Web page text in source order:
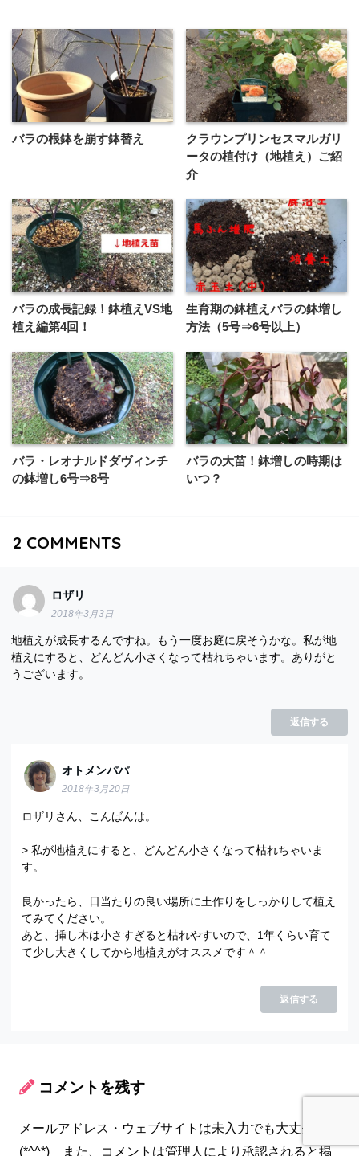
バラの根鉢を崩す鉢替え
クラウンプリンセスマルガリ
ータの植付け（地植え）ご紹
介
バラの成長記録！鉢植えVS地
植え編第4回！
生育期の鉢植えバラの鉢増し
方法（5号⇒6号以上）
バラ・レオナルドダヴィンチ
の鉢増し6号⇒8号
バラの大苗！鉢増しの時期は
いつ？
2 COMMENTS
ロザリ
2018年3月3日
地植えが成長するんですね。もう一度お庭に戻そうかな。私が地
植えにすると、どんどん小さくなって枯れちゃいます。ありがと
うございます。
返信する
オトメンパパ
2018年3月20日
ロザリさん、こんばんは。
> 私が地植えにすると、どんどん小さくなって枯れちゃいま
す。
良かったら、日当たりの良い場所に土作りをしっかりして植え
てみてください。
あと、挿し木は小さすぎると枯れやすいので、1年くらい育て
て少し大きくしてから地植えがオススメです＾＾
返信する
コメントを残す
メールアドレス・ウェブサイトは未入力でも大丈夫です
(*^^*) また、コメントは管理人により承認されると掲